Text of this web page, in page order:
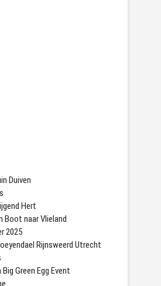
Duiven
Hert
Boot naar Vlieland
2025
Rijnsweerd Utrecht
Green Egg Event